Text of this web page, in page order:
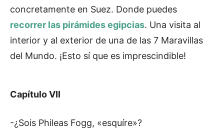
concretamente en Suez. Donde puedes
recorrer las pirámides egipcias. Una visita al
interior y al exterior de una de las 7 Maravillas
del Mundo. ¡Esto sí que es imprescindible!
Capítulo VII
-¿Sois Phileas Fogg, «esquíre»?